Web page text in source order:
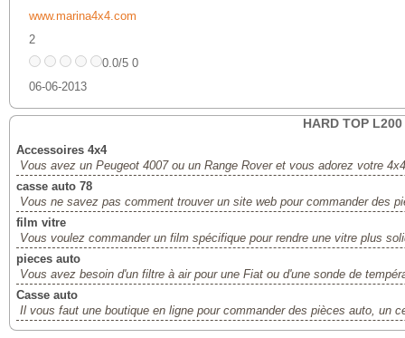
www.marina4x4.com
2
0.0/5 0
06-06-2013
HARD TOP L200
Accessoires 4x4
Vous avez un Peugeot 4007 ou un Range Rover et vous adorez votre
casse auto 78
Vous ne savez pas comment trouver un site web pour commander des
film vitre
Vous voulez commander un film spécifique pour rendre une vitre plus
pieces auto
Vous avez besoin d'un filtre à air pour une Fiat ou d'une sonde de
Casse auto
Il vous faut une boutique en ligne pour commander des pièces auto, un